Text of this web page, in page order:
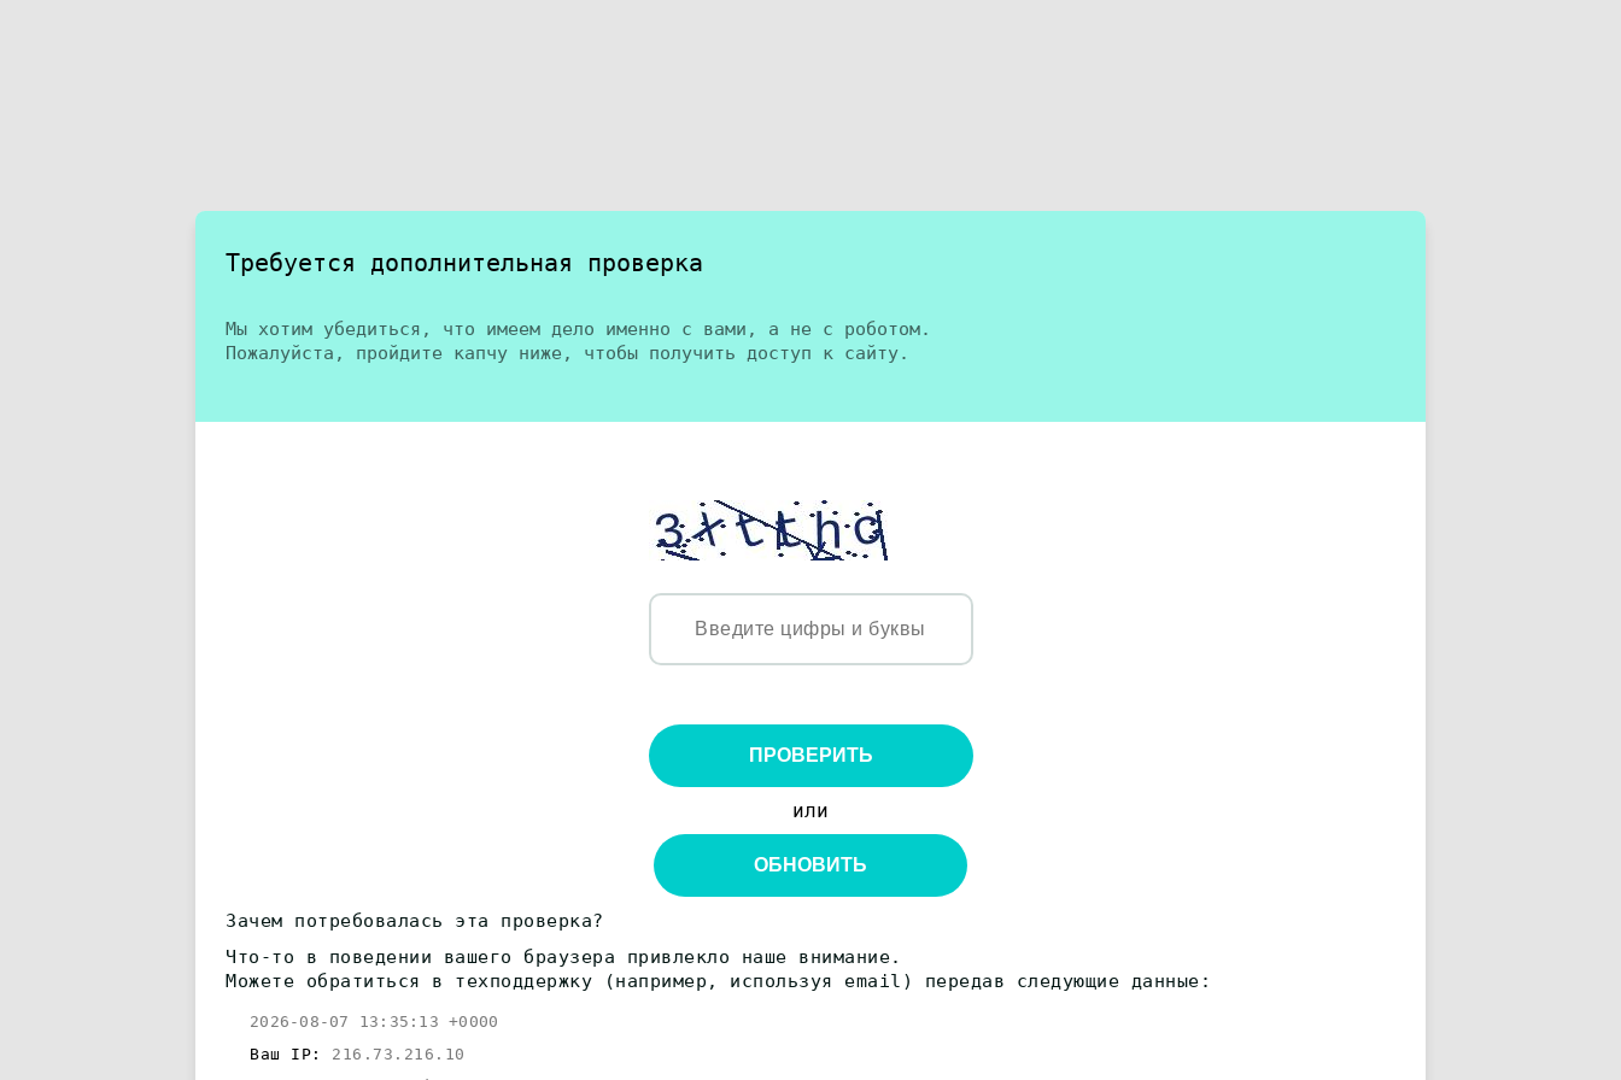
Требуется дополнительная проверка
Мы хотим убедиться, что имеем дело именно с вами, а не с роботом.
Пожалуйста, пройдите капчу ниже, чтобы получить доступ к сайту.
ПРОВЕРИТЬ
или
ОБНОВИТЬ
Зачем потребовалась эта проверка?
Что-то в поведении вашего браузера привлекло наше внимание.
Можете обратиться в техподдержку (например, используя email) передав следующие данные:
2026-08-07 13:35:13 +0000
Ваш IP: 216.73.216.10